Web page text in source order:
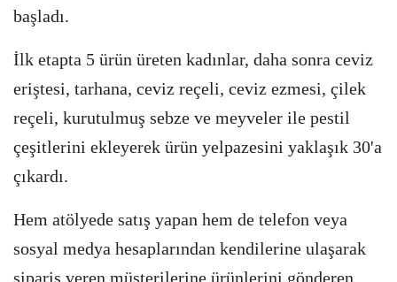
başladı.
İlk etapta 5 ürün üreten kadınlar, daha sonra ceviz
eriştesi, tarhana, ceviz reçeli, ceviz ezmesi, çilek
reçeli, kurutulmuş sebze ve meyveler ile pestil
çeşitlerini ekleyerek ürün yelpazesini yaklaşık 30'a
çıkardı.
Hem atölyede satış yapan hem de telefon veya
sosyal medya hesaplarından kendilerine ulaşarak
sipariş veren müşterilerine ürünlerini gönderen